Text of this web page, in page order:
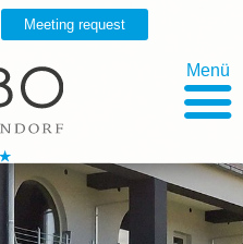
Meeting request
Menü